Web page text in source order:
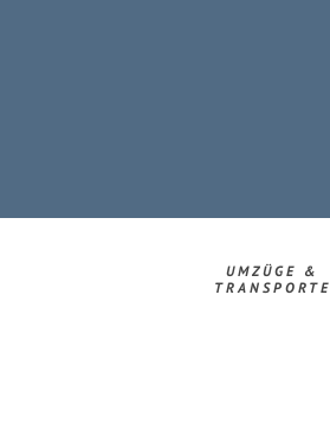
UMZÜGE &
TRANSPORTE